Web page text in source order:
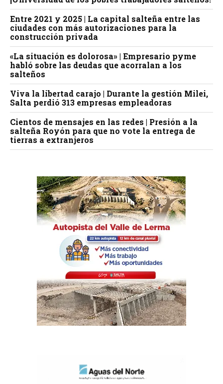
Entre 2021 y 2025 | La capital salteña entre las
ciudades con más autorizaciones para la
construcción privada
«La situación es dolorosa» | Empresario pyme
habló sobre las deudas que acorralan a los
salteños
Viva la libertad carajo | Durante la gestión Milei,
Salta perdió 313 empresas empleadoras
Cientos de mensajes en las redes | Presión a la
salteña Royón para que no vote la entrega de
tierras a extranjeros